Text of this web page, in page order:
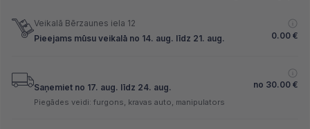
Veikalā Bērzaunes iela 12
Pieejams mūsu veikalā no 14. aug. līdz 21. aug.
0.00 €
Saņemiet no 17. aug. līdz 24. aug. no 30.00 €
Piegādes veidi: furgons, kravas auto, manipulators